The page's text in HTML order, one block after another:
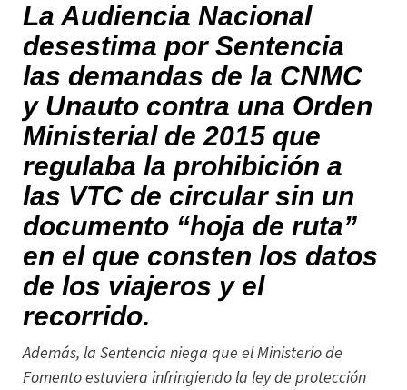
La Audiencia Nacional
desestima por Sentencia
las demandas de la CNMC
y Unauto contra una Orden
Ministerial de 2015 que
regulaba la prohibición a
las VTC de circular sin un
documento “hoja de ruta”
en el que consten los datos
de los viajeros y el
recorrido.
Además, la Sentencia niega que el Ministerio de
Fomento estuviera infringiendo la ley de protección